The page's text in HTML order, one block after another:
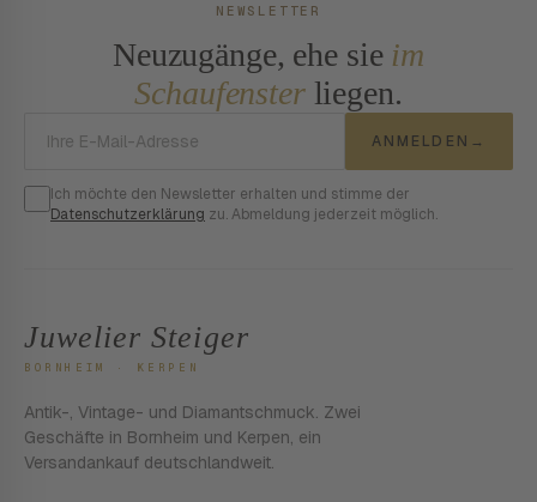
NEWSLETTER
Neuzugänge, ehe sie im
Schaufensterliegen.
ANMELDEN →
Ich möchte den Newsletter erhalten und stimme der
Datenschutzerklärung zu. Abmeldung jederzeit möglich.
Juwelier Steiger
BORNHEIM · KERPEN
Antik-, Vintage- und Diamantschmuck. Zwei
Geschäfte in Bornheim und Kerpen, ein
Versandankauf deutschlandweit.